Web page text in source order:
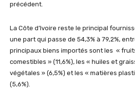
précédent.
La Côte d’Ivoire reste le principal
une part qui passe de 54,3% à 79,2%,
principaux biens importés sont les «
comestibles » (11,6%), les « huiles et
végétales » (6,5%) et les « matières
(5,6%).